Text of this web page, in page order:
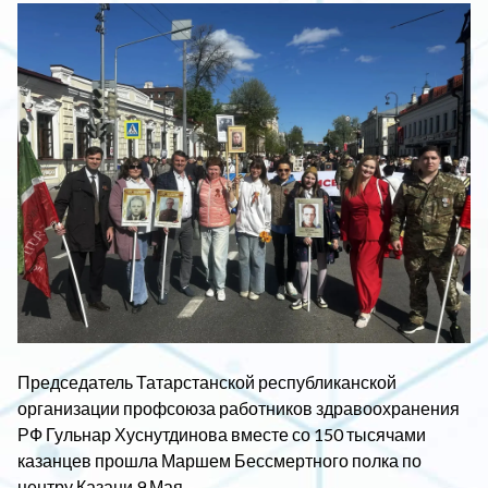
Председатель Татарстанской республиканской
организации профсоюза работников здравоохранения
РФ Гульнар Хуснутдинова вместе со 150 тысячами
казанцев прошла Маршем Бессмертного полка по